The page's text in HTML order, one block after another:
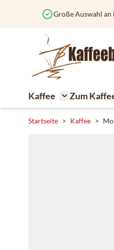
Große Auswahl
Kaffee
Toggle
Zum
Startseite > Kaffee >